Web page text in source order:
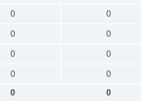
0 0
0 0
0 0
0 0
0 0